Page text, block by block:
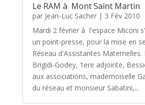
Le RAM à Mont Saint Martin
par Jean-Luc Sacher| 3 Fév 2010
Mardi 2 février à l'espace Miconi
un point-presse, pour la mise en
Réseau d'Assistantes Maternelles.
Brigidi-Godey, 1ere adjointe,
aux associations, mademoiselle
du réseau et monsieur Sabatini,...